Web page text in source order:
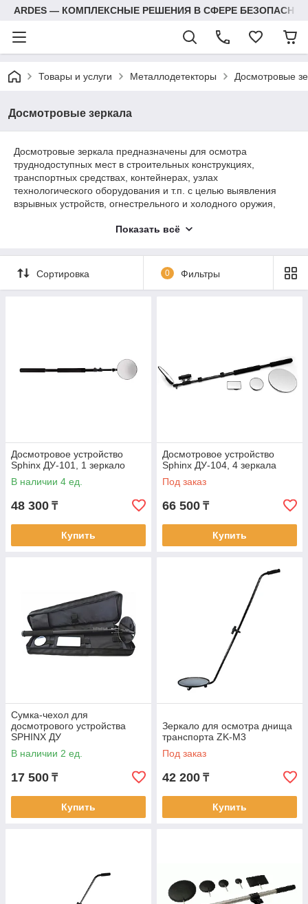
ARDES — КОМПЛЕКСНЫЕ РЕШЕНИЯ В СФЕРЕ
Товары и услуги Металлодетекторы Досмотровые
Досмотровые зеркала
Досмотровые зеркала предназначены для осмотра
труднодоступных мест в строительных конструкциях,
транспортных средствах, контейнерах, узлах
технологического оборудования и т.п. с целью выявления
взрывных устройств, огнестрельного и холодного оружия,
Показать всё
Сортировка 0 Фильтры
Досмотровое устройство
Sphinx ДУ-101, 1 зеркало
В наличии 4 ед.
48 300 ₸
Купить
Досмотровое устройство
Sphinx ДУ-104, 4 зеркала
Под заказ
66 500 ₸
Купить
Сумка-чехол для
досмотрового устройства
SPHINX ДУ
В наличии 2 ед.
17 500 ₸
Купить
Зеркало для осмотра днища
транспорта ZK-M3
Под заказ
42 200 ₸
Купить